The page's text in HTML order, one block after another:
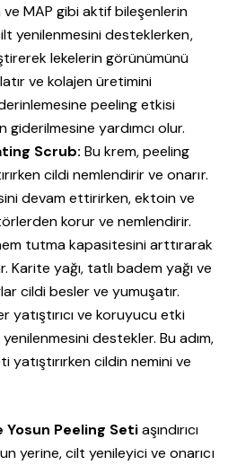
MAP gibi aktif bileşenlerin
yenilenmesini desteklerken,
lekelerin görünümünü
ve kolajen üretimini
peeling etkisi
giderilmesine yardımcı olur.
Scrub: Bu krem, peeling
cildi nemlendirir ve onarır.
devam ettirirken, ektoin ve
korur ve nemlendirir.
tutma kapasitesini arttırarak
yağı, tatlı badem yağı ve
cildi besler ve yumuşatır.
yatıştırıcı ve koruyucu etki
destekler. Bu adım,
yatıştırırken cildin nemini ve
Yosun Peeling Setiaşındırıcı
yerine, cilt yenileyici ve onarıcı